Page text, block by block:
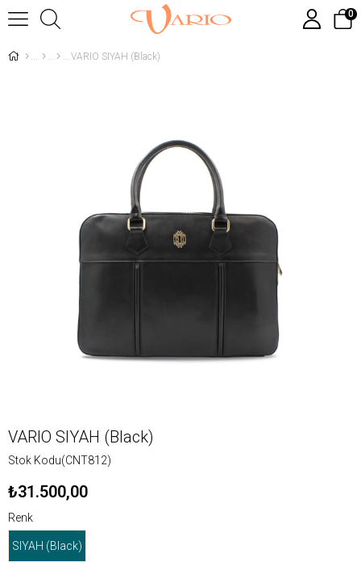
0
VARIO SIYAH (Black)
VARIO SIYAH (Black)
Stok Kodu(CNT812)
₺31.500,00
Renk
SIYAH (Black)